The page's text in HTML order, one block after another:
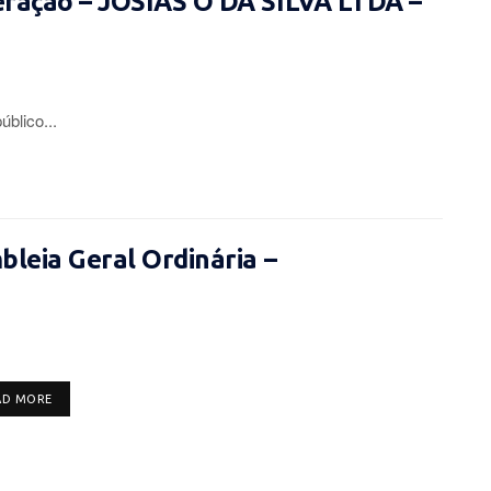
Geral Ordinária –
MOREDETAILS